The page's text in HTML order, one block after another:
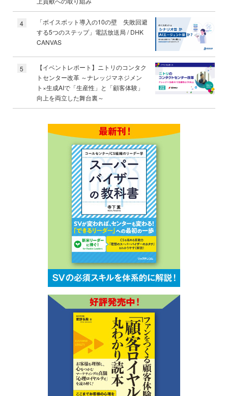
4
「ボイスボット導入の10の壁 失敗回避
する5つのステップ」電話放送局 / DHK
CANVAS
5
【イベントレポート】ニトリのコンタク
トセンター改革 ～ナレッジマネジメン
ト×生成AIで「生産性」と「顧客体験」
向上を両立した舞台裏～